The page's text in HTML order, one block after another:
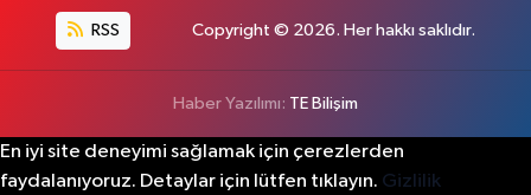
RSS Copyright © 2026. Her hakkı saklıdır.
Haber Yazılımı: TE Bilişim
En iyi site deneyimi sağlamak için çerezlerden
faydalanıyoruz. Detaylar için lütfen tıklayın. Gizlilik